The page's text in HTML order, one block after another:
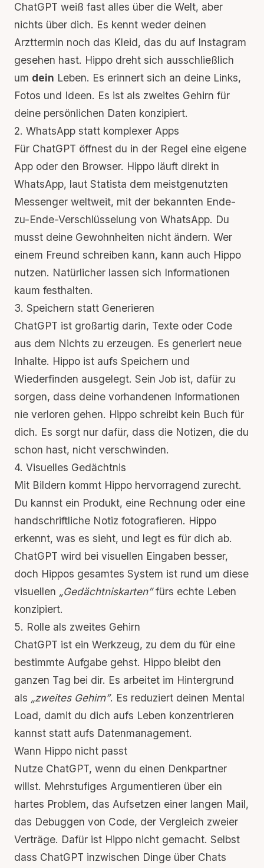
ChatGPT weiß fast alles über die Welt, aber
nichts über dich. Es kennt weder deinen
Arzttermin noch das Kleid, das du auf Instagram
gesehen hast. Hippo dreht sich ausschließlich
um dein Leben. Es erinnert sich an deine Links,
Fotos und Ideen. Es ist als zweites Gehirn für
deine persönlichen Daten konzipiert.
2. WhatsApp statt komplexer Apps
Für ChatGPT öffnest du in der Regel eine eigene
App oder den Browser. Hippo läuft direkt in
WhatsApp, laut Statista dem meistgenutzten
Messenger weltweit, mit der bekannten Ende-
zu-Ende-Verschlüsselung von WhatsApp. Du
musst deine Gewohnheiten nicht ändern. Wer
einem Freund schreiben kann, kann auch Hippo
nutzen. Natürlicher lassen sich Informationen
kaum festhalten.
3. Speichern statt Generieren
ChatGPT ist großartig darin, Texte oder Code
aus dem Nichts zu erzeugen. Es generiert neue
Inhalte. Hippo ist aufs Speichern und
Wiederfinden ausgelegt. Sein Job ist, dafür zu
sorgen, dass deine vorhandenen Informationen
nie verloren gehen. Hippo schreibt kein Buch für
dich. Es sorgt nur dafür, dass die Notizen, die du
schon hast, nicht verschwinden.
4. Visuelles Gedächtnis
Mit Bildern kommt Hippo hervorragend zurecht.
Du kannst ein Produkt, eine Rechnung oder eine
handschriftliche Notiz fotografieren. Hippo
erkennt, was es sieht, und legt es für dich ab.
ChatGPT wird bei visuellen Eingaben besser,
doch Hippos gesamtes System ist rund um diese
visuellen „Gedächtniskarten”fürs echte Leben
konzipiert.
5. Rolle als zweites Gehirn
ChatGPT ist ein Werkzeug, zu dem du für eine
bestimmte Aufgabe gehst. Hippo bleibt den
ganzen Tag bei dir. Es arbeitet im Hintergrund
als „zweites Gehirn”. Es reduziert deinen Mental
Load, damit du dich aufs Leben konzentrieren
kannst statt aufs Datenmanagement.
Wann Hippo nicht passt
Nutze ChatGPT, wenn du einen Denkpartner
willst. Mehrstufiges Argumentieren über ein
hartes Problem, das Aufsetzen einer langen Mail,
das Debuggen von Code, der Vergleich zweier
Verträge. Dafür ist Hippo nicht gemacht. Selbst
dass ChatGPT inzwischen Dinge über Chats